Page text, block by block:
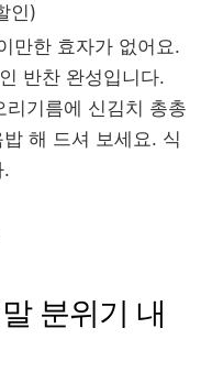
인)
만한 효자가 없어요.
반찬 완성입니다.
기름에 신김치 총총
해 드셔 보세요. 식
.
분위기 내